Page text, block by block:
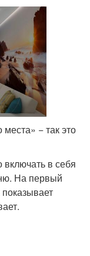
места» − так это
в себя
На первый